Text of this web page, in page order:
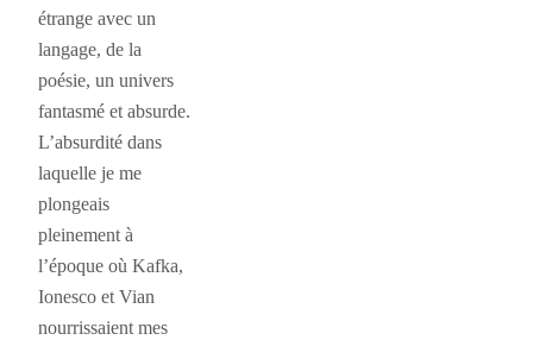
étrange avec un
langage, de la
poésie, un univers
fantasmé et absurde.
L’absurdité dans
laquelle je me
plongeais
pleinement à
l’époque où Kafka,
Ionesco et Vian
nourrissaient mes